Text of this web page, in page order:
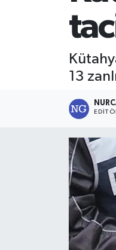
13
Biyografiler
Domaniç
Dumlupınar
Ekonomi
Tüm Manşetler
Son Dakika